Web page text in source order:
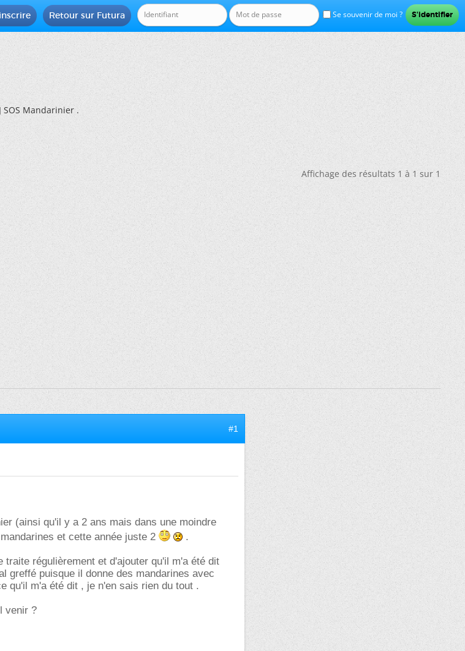
Se souvenir de moi ?
Retour sur Futura
SOS Mandarinier .
Affichage des résultats 1 à 1 sur 1
#1
(ainsi qu'il y a 2 ans mais dans une moindre
et cette année juste 2
.
régulièrement et d'ajouter qu'il m'a été dit
greffé puisque il donne des mandarines avec
qu'il m'a été dit , je n'en sais rien du tout .
venir ?